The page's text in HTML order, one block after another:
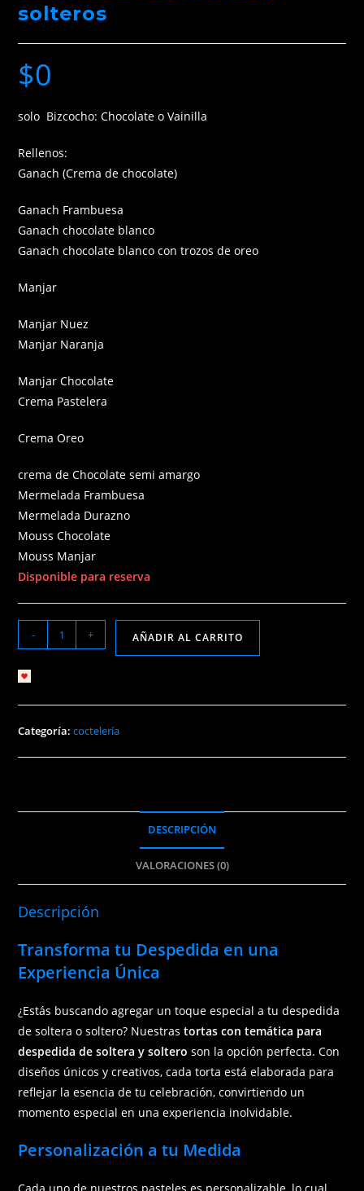
solteros
$0
solo Bizcocho: Chocolate o Vainilla
Rellenos:
Ganach (Crema de chocolate)
Ganach Frambuesa
Ganach chocolate blanco
Ganach chocolate blanco con trozos de oreo
Manjar
Manjar Nuez
Manjar Naranja
Manjar Chocolate
Crema Pastelera
Crema Oreo
crema de Chocolate semi amargo
Mermelada Frambuesa
Mermelada Durazno
Mouss Chocolate
Mouss Manjar
Disponible para reserva
con
temática
despedida
de
cantidad
- + AÑADIR AL CARRITO
Categoría:coctelería
DESCRIPCIÓN
VALORACIONES (0)
Descripción
Transforma tu Despedida en una
Experiencia Única
¿Estás buscando agregar un toque especial a tu despedida
de soltera o soltero? Nuestrastortas con temática para
despedida de soltera y soltero son la opción perfecta. Con
diseños únicos y creativos, cada torta está elaborada para
reflejar la esencia de tu celebración, convirtiendo un
momento especial en una experiencia inolvidable.
Personalización a tu Medida